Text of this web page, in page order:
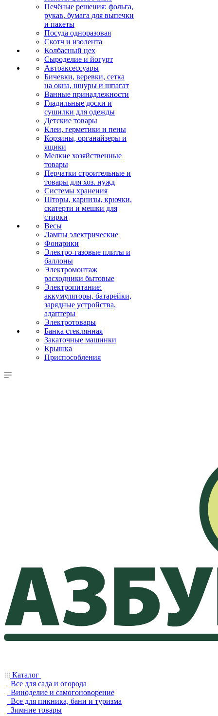
Печёные решения: фольга,
рукав, бумага для выпечки
и пакеты
Посуда одноразовая
Скотч и изолента
Колбасный цех
Сыроделие и йогурт
Автоаксессуары
Бичевки, веревки, сетка
на окна, шнуры и шпагат
Ванные принадлежности
Гладильные доски и
сушилки для одежды
Детские товары
Клеи, герметики и пены
Корзины, органайзеры и
ящики
Мелкие хозяйственные
товары
Перчатки строительные и
товары для хоз. нужд
Системы хранения
Шторы, карнизы, крючки,
скатерти и мешки для
стирки
Весы
Лампы электрические
Фонарики
Электро-газовые плиты и
баллоны
Электромонтаж
расходники бытовые
Электропитание:
аккумуляторы, батарейки,
зарядные устройства,
адаптеры
Электротовары
Банка стеклянная
Закаточные машинки
Крышка
Приспособления
Каталог
Все для сада и огорода
Виноделие и самогоноворение
Все для пикника, бани и туризма
Зимние товары